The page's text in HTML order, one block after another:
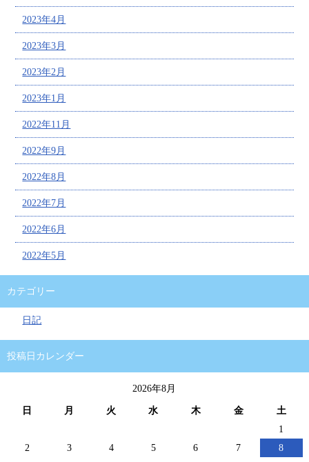
2023年4月
2023年3月
2023年2月
2023年1月
2022年11月
2022年9月
2022年8月
2022年7月
2022年6月
2022年5月
カテゴリー
日記
投稿日カレンダー
2026年8月
日 月 火 水 木 金
土
1
2
3 4 5 6 7
8